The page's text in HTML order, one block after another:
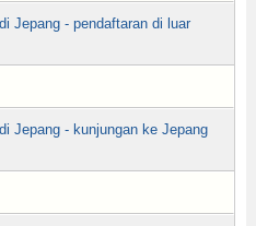
Jepang - pendaftaran di luar
Jepang - kunjungan ke Jepang